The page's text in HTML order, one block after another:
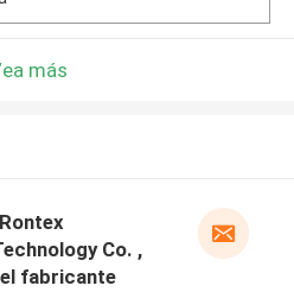
más
Co. ,
fabricante